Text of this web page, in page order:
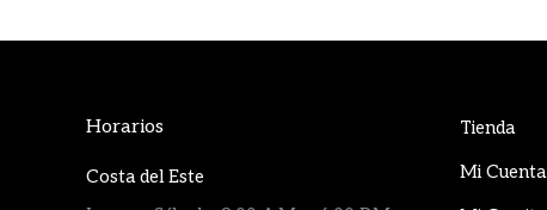
Horarios
Costa del Este
Tienda
Mi Cuenta